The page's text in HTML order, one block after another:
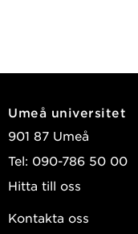
Umeå universitet
901 87 Umeå
Tel: 090-786 50 00
Hitta till oss
Kontakta oss